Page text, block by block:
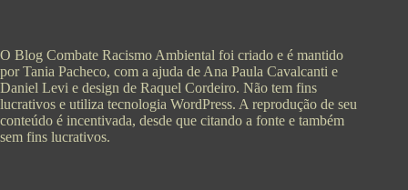
O Blog Combate Racismo Ambiental foi criado e é mantido
por Tania Pacheco, com a ajuda de Ana Paula Cavalcanti e
Daniel Levi e design de Raquel Cordeiro. Não tem fins
lucrativos e utiliza tecnologia WordPress. A reprodução de seu
conteúdo é incentivada, desde que citando a fonte e também
sem fins lucrativos.